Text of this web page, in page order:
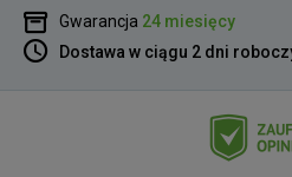
Gwarancja 24 miesięcy
Dostawa w ciągu 2 dni